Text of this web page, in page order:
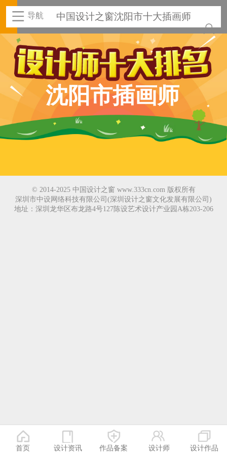
导航 中国设计之窗沈阳市十大插画师
沈阳市插画师
© 2014-2025 中国设计之窗 www.333cn.com 版权所有
深圳市中设网络科技有限公司(深圳设计之窗文化发展有限公司)
地址：深圳龙华区布龙路4号127陈设艺术设计产业园A栋203-206
首页 设计资讯 作品备案 设计师 设计作品